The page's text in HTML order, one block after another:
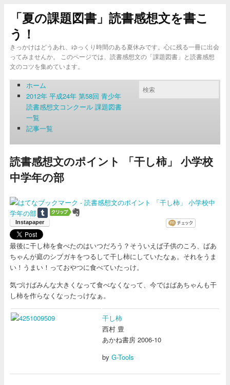
「夏の課題図書」読書感想文を書こ
う！
きっかけはどうあれ、ゆっくり時間のある夏休みです。心に残る一冊に出会
ってみませんか。 このページでは、読書感想文の「課題図書」と読書感想
文のコツを集めています。
ホーム
2012年 平成24年 第58回 青少年
読書感想文コンクール 課題図書
一覧
記事一覧
読書感想文のポイント 「干し柿」 小学校
中学年の部
最後に干し柿を食べたのはいつだろう？そういえば子供のころ、ばあ
ちゃんが庭のシブガキをつるして干し柿にしていたなぁ。それをうま
い！うまい！っておやつに食べていたっけ。
気づけばみんな大きくなって食べなくなって、今ではばあちゃんも干
し柿を作らなくなったっけなぁ。
干し柿
西村 豊
あかね書房 2006-10
by G-Tools